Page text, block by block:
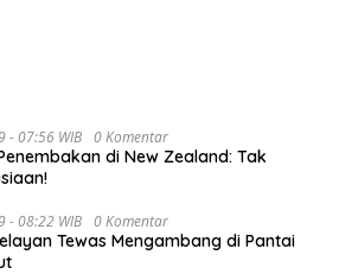
- 07:56 WIB 0 Komentar
di New Zealand: Tak
- 08:22 WIB 0 Komentar
Tewas Mengambang di Pantai